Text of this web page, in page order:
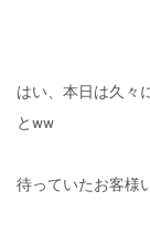
はい、本日は久々
とww
待っていたお客様